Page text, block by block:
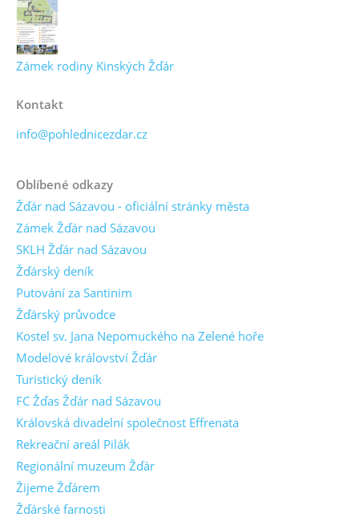
Zámek rodiny Kinských Žďár
Kontakt
info@pohlednicezdar.cz
Oblíbené odkazy
Žďár nad Sázavou - oficiální stránky města
Zámek Žďár nad Sázavou
SKLH Žďár nad Sázavou
Žďárský deník
Putování za Santinim
Žďárský průvodce
Kostel sv. Jana Nepomuckého na Zelené hoře
Modelové království Žďár
Turistický deník
FC Žďas Žďár nad Sázavou
Královská divadelní společnost Effrenata
Rekreační areál Pilák
Regionální muzeum Žďár
Žijeme Žďárem
Žďárské farnosti